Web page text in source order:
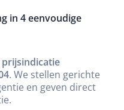
in 4 eenvoudige
. We stellen gerichte
en geven direct